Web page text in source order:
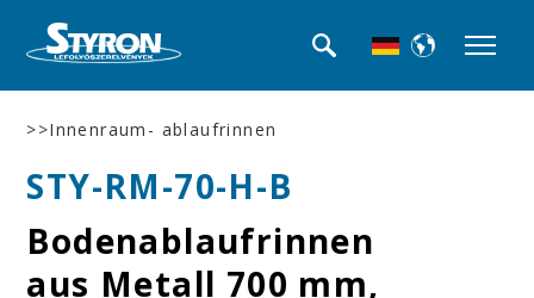
>>Innenraum- ablaufrinnen
STY-RM-70-H-B
Bodenablaufrinnen
aus Metall 700 mm,